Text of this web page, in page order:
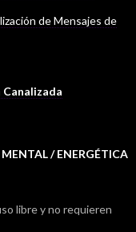
de Mensajes de
/ ENERGÉTICA
libre y no requieren